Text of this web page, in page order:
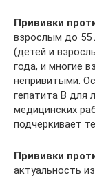
Прививки
взрослым до 55
(детей и
года, и многие
непривитыми.
гепатита В для
медицинских
подчеркивает
Прививки
актуальность